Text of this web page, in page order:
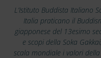
L’Istituto Buddista Italiano
Italia praticano il
giapponese del 13esimo
e scopi della Soka
scala mondiale i valori della